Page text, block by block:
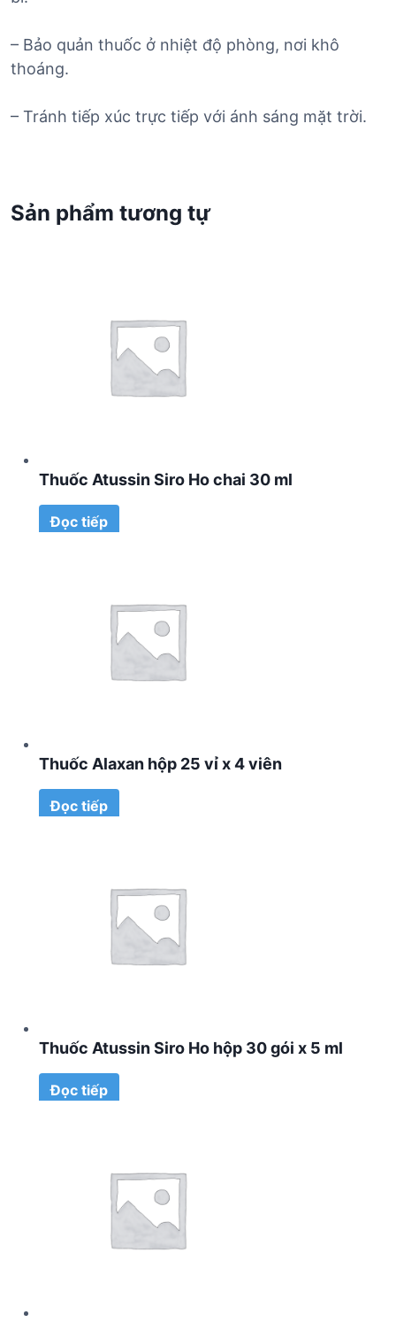
– Bảo quản thuốc ở nhiệt độ phòng, nơi khô
thoáng.
– Tránh tiếp xúc trực tiếp với ánh sáng mặt trời.
Sản phẩm tương tự
Thuốc Atussin Siro Ho chai 30 ml
Đọc tiếp
Thuốc Alaxan hộp 25 vỉ x 4 viên
Đọc tiếp
Thuốc Atussin Siro Ho hộp 30 gói x 5 ml
Đọc tiếp